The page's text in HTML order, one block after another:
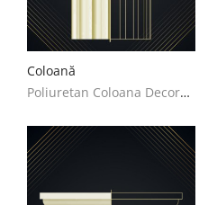
Coloană
Poliuretan Coloana Decoratiuni Casa